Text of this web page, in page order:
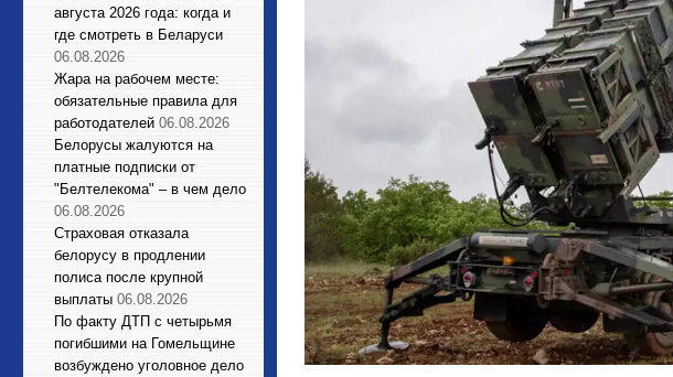
августа 2026 года: когда и
где смотреть в Беларуси
06.08.2026
Жара на рабочем месте:
обязательные правила для
работодателей 06.08.2026
Белорусы жалуются на
платные подписки от
"Белтелекома" – в чем дело
06.08.2026
Страховая отказала
белорусу в продлении
полиса после крупной
выплаты 06.08.2026
По факту ДТП с четырьмя
погибшими на Гомельщине
возбуждено уголовное дело